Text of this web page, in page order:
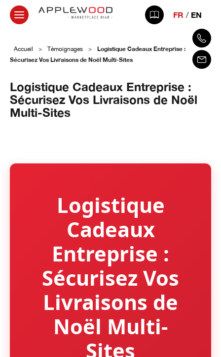
FR EN
Accueil > Témoignages >
Logistique Cadeaux Entreprise :
Sécurisez Vos Livraisons de Noël Multi-Sites
Logistique Cadeaux Entreprise :
Sécurisez Vos Livraisons de Noël
Multi-Sites
Logistique
Cadeaux
Entreprise :
Sécurisez Vos
Livraisons de
Noël Multi-
Sites